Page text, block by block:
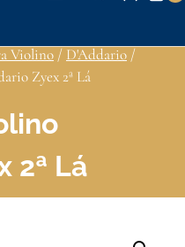
Violino / D'Addario /
Zyex 2ª Lá
2ª Lá